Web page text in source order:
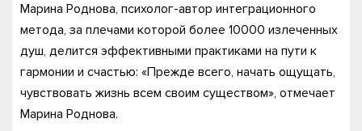
Марина Роднова, психолог-автор интеграционного
метода, за плечами которой более 10000 излеченных
душ, делится эффективными практиками на пути к
гармонии и счастью: «Прежде всего, начать ощущать,
чувствовать жизнь всем своим существом», отмечает
Марина Роднова.